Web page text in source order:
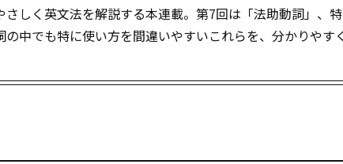
しく英文法を解説する本連載。第7回は「法助動詞」、
中でも特に使い方を間違いやすいこれらを、分かりやす